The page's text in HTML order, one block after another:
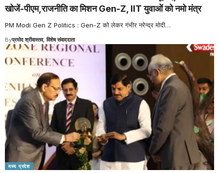
खोजें-पीएम,राजनीति का मिशन Gen-Z, IIT युवाओं को नमो मंत्र
PM Modi Gen Z Politics : Gen-Z को लेकर गंभीर नरेन्द्र मोदी…
Byप्रमोद श्रीवास्तव, विशेष संवाददाता
मध्य प्रदेश